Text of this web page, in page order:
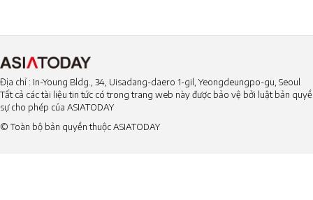
Địa chỉ : In-Young Bldg., 34, Uisadang-daero 1-gil, Yeongdeungpo-gu, Seoul
Tất cả các tài liệu tin tức có trong trang web này được bảo vệ bởi luật bản
sự cho phép của ASIATODAY
© Toàn bộ bản quyền thuộc ASIATODAY